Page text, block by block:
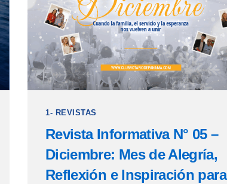
1- REVISTAS
Revista Informativa N° 05 –
Diciembre: Mes de Alegría,
Reflexión e Inspiración para